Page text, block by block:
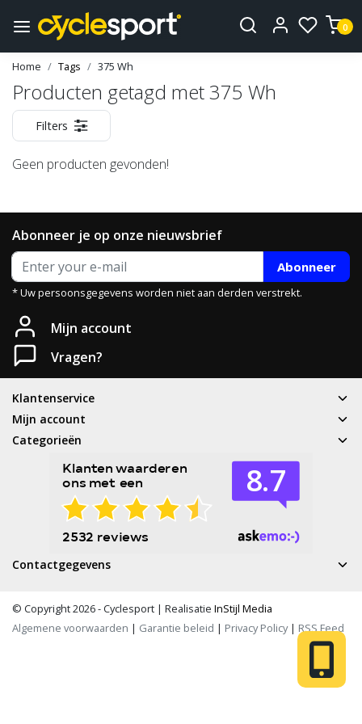
0
Home Tags 375 Wh
Producten getagd met 375 Wh
Filters
Geen producten gevonden!
Abonneer je op onze nieuwsbrief
Abonneer
* Uw persoonsgegevens worden niet aan derden verstrekt.
Mijn account
Vragen?
Klantenservice
Mijn account
Categorieën
Contactgegevens
© Copyright 2026 - Cyclesport | Realisatie InStijl Media
Algemene voorwaarden | Garantie beleid | Privacy Policy| RSS Feed